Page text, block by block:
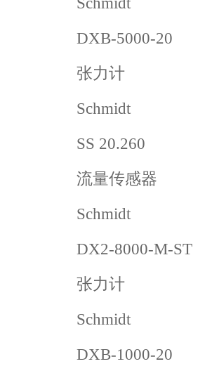
DXB-5000-20
张力计
Schmidt
SS 20.260
流量传感器
Schmidt
DX2-8000-M-ST
张力计
Schmidt
DXB-1000-20